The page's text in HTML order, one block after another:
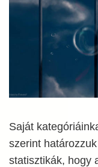
Saját
szerint
statisztikák, hogy